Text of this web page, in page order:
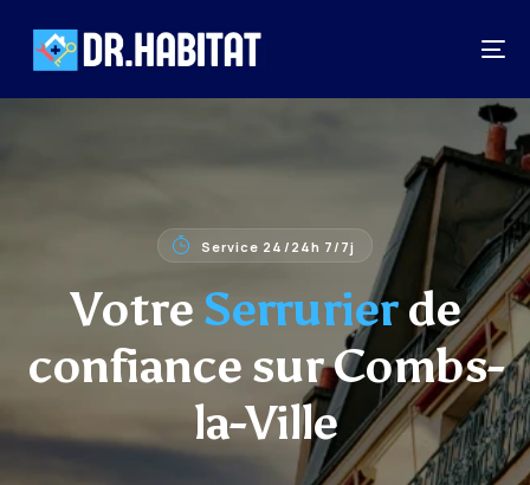
Service 24/24h 7/7j
Votre Serrurier de
confiance sur Combs-
la-Ville